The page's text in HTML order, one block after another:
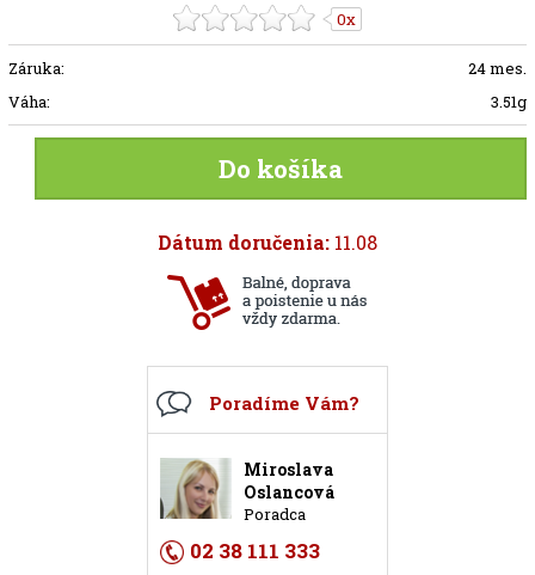
0x
Záruka:
24 mes.
Váha:
3.51g
Do košíka
Dátum doručenia: 11.08
Poradíme Vám?
Miroslava
Oslancová
Poradca
02 38 111 333